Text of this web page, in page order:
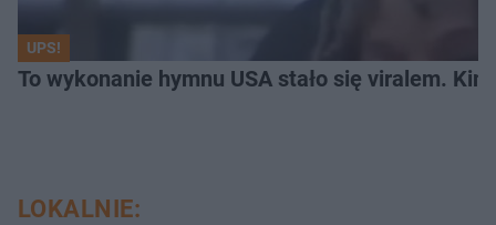
UPS!
To wykonanie hymnu USA stało się viralem.
LOKALNIE: